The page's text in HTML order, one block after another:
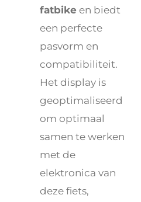
fatbike en biedt
een perfecte
pasvorm en
compatibiliteit.
Het display is
geoptimaliseerd
om optimaal
samen te werken
met de
elektronica van
deze fiets,